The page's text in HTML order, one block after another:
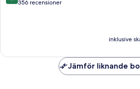
Samui
av
356 recensioner
inklusive
Jämför liknande